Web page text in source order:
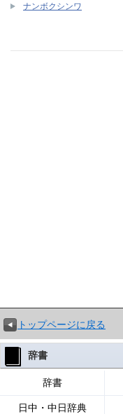
ナンボクシンワ
トップページに戻る
辞書
辞書
日中・中日辞典